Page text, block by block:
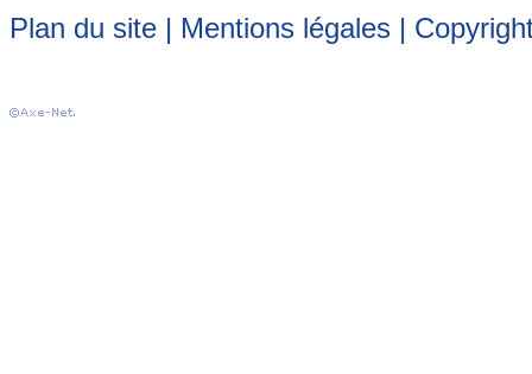
Plan du site | Mentions légales |